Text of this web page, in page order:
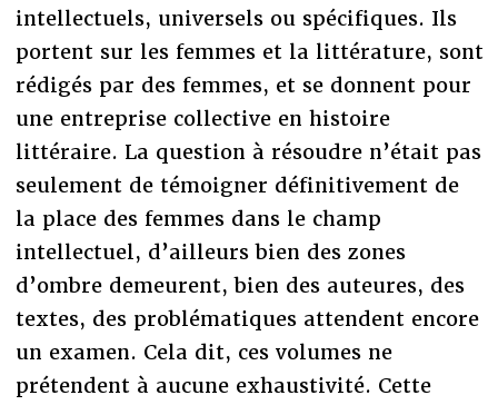
intellectuels, universels ou spécifiques. Ils
portent sur les femmes et la littérature, sont
rédigés par des femmes, et se donnent pour
une entreprise collective en histoire
littéraire. La question à résoudre n’était pas
seulement de témoigner définitivement de
la place des femmes dans le champ
intellectuel, d’ailleurs bien des zones
d’ombre demeurent, bien des auteures, des
textes, des problématiques attendent encore
un examen. Cela dit, ces volumes ne
prétendent à aucune exhaustivité. Cette